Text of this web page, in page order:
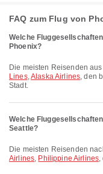
FAQ zum Flug von
Welche
Phoenix?
Die meisten Reisenden
Lines,Alaska Airlines, den
Stadt.
Welche
Seattle?
Die meisten Reisenden
Airlines, Philippine Airlines,